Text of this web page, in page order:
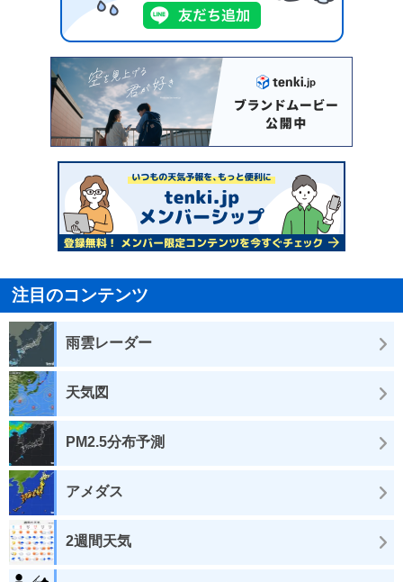
注目のコンテンツ
雨雲レーダー
天気図
PM2.5分布予測
アメダス
2週間天気